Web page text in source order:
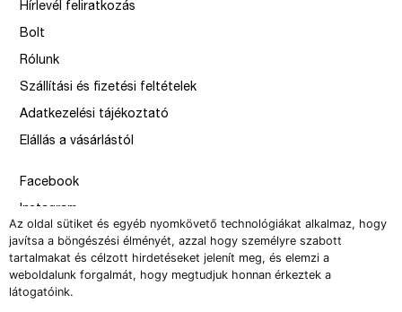
Az oldal sütiket és egyéb nyomkövető technológiákat alkalmaz, hogy
javítsa a böngészési élményét, azzal hogy személyre szabott
tartalmakat és célzott hirdetéseket jelenít meg, és elemzi a
weboldalunk forgalmát, hogy megtudjuk honnan érkeztek a
látogatóink.
Hírlevél feliratkozás
Bolt
Rólunk
Szállítási és fizetési feltételek
Adatkezelési tájékoztató
Elállás a vásárlástól
Facebook
Instagram
Issue
–
design by Solymosi Mór, Sirbik Attila